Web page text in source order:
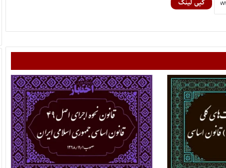
کپی لینک